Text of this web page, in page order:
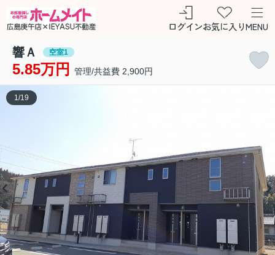
ログインお気に入りMENU
響Ａ 空室1
5.85万円 管理/共益費 2,900円
1 /19